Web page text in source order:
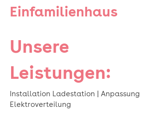
Einfamilienhaus
Unsere
Leistungen:
Installation Ladestation | Anpassung
Elektroverteilung